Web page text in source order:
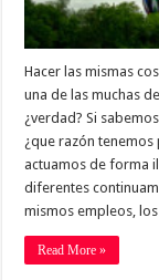
Hacer las mismas
una de las muchas
¿verdad? Si
¿que razón
actuamos de forma
diferentes
mismos empleos,
Read More »